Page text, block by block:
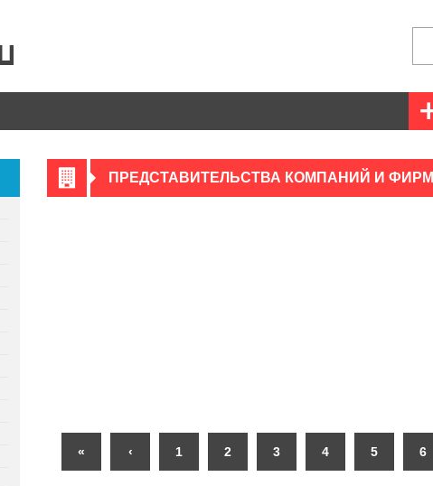
ПРЕДСТАВИТЕЛЬСТВА КОМПАНИЙ И ФИРМ
« ‹ 1 2 3 4 5 6